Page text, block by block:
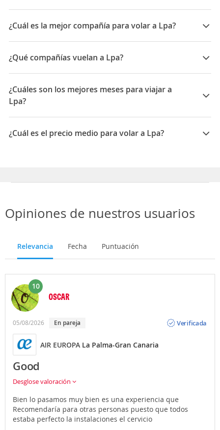
¿Cuál es la mejor compañía para volar a Lpa?
Las mejores compañías para viajar a Gran Canaria son:
Binter Canarias, Air Europa, Norwegian , Iberia,
Vueling, Ryanair
¿Qué compañías vuelan a Lpa?
Las compañías que vuelan a Gran Canaria son:
Norwegian Air, Air Europa, Vueling, Ryanair, Iberia,
Binter Canarias, Canaryfly, Volotea, TAP Portugal
¿Cuáles son los mejores meses para viajar a
Lpa?
Los mejores meses para viajar a Gran Canaria son
Septiembre, Noviembre, Marzo
¿Cuál es el precio medio para volar a Lpa?
Opiniones de nuestros usuarios
Relevancia Fecha Puntuación
10
OSCAR
05/08/2026 en pareja
Verificada
AIR EUROPA La Palma-Gran Canaria
Good
Desglose valoración
Bien lo pasamos muy bien es una experiencia que
Recomendaría para otras personas puesto que todos
estaba perfecto la instalaciones el cervicio